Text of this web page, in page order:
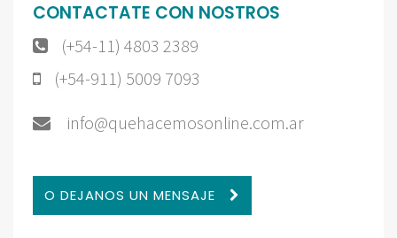
CONTACTATE CON NOSTROS
(+54-11) 4803 2389
(+54-911) 5009 7093
info@quehacemosonline.com.ar
O DEJANOS UN MENSAJE